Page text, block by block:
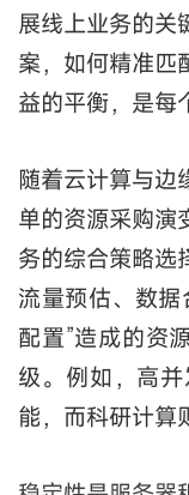
展线上业务的关
案，如何精准匹
益的平衡，是每
随着云计算与边
单的资源采购演
务的综合策略选
流量预估、数
配置”造成的资
级。例如，高
能，而科研计算